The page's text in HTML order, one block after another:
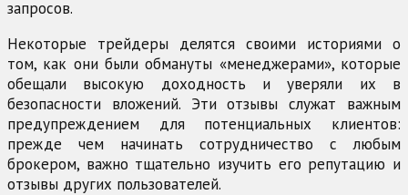
запросов.
Некоторые трейдеры делятся своими историями о
том, как они были обмануты «менеджерами», которые
обещали высокую доходность и уверяли их в
безопасности вложений. Эти отзывы служат важным
предупреждением для потенциальных клиентов:
прежде чем начинать сотрудничество с любым
брокером, важно тщательно изучить его репутацию и
отзывы других пользователей.